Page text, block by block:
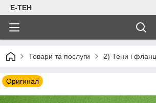
Е-ТЕН
Товари та послуги 2) Тени і
Оригинал